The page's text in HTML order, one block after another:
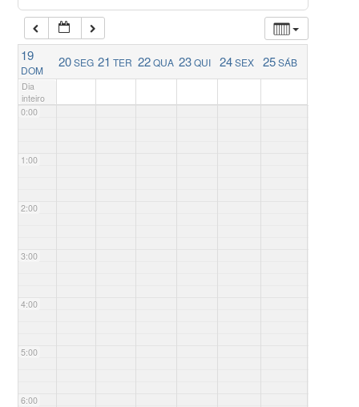
19
DOM
20SEG 21 TER 22QUA 23QUI 24SEX 25SÁB
Dia
inteiro
0:00
1:00
2:00
3:00
4:00
5:00
6:00